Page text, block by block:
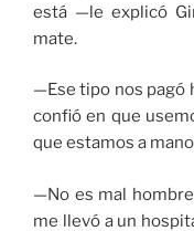
está —le explicó
mate.
—Ese tipo nos pagó
confió en que
que estamos a
—No es mal
me llevó a un